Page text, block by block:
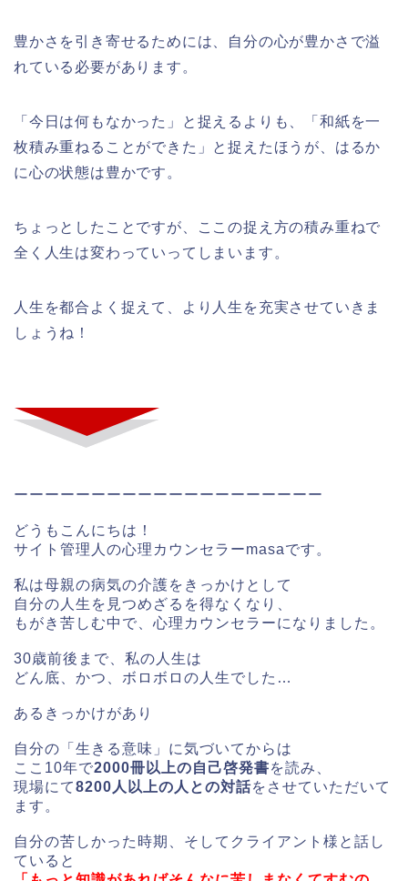
豊かさを引き寄せるためには、自分の心が豊かさで溢
れている必要があります。
「今日は何もなかった」と捉えるよりも、「和紙を一
枚積み重ねることができた」と捉えたほうが、はるか
に心の状態は豊かです。
ちょっとしたことですが、ここの捉え方の積み重ねで
全く人生は変わっていってしまいます。
人生を都合よく捉えて、より人生を充実させていきま
しょうね！
ーーーーーーーーーーーーーーーーーーーー
どうもこんにちは！
サイト管理人の心理カウンセラーmasaです。
私は母親の病気の介護をきっかけとして
自分の人生を見つめざるを得なくなり、
もがき苦しむ中で、心理カウンセラーになりました。
30歳前後まで、私の人生は
どん底、かつ、ボロボロの人生でした…
あるきっかけがあり
自分の「生きる意味」に気づいてからは
ここ10年で2000冊以上の自己啓発書を読み、
現場にて8200人以上の人との対話をさせていただいて
ます。
自分の苦しかった時期、そしてクライアント様と話し
ていると